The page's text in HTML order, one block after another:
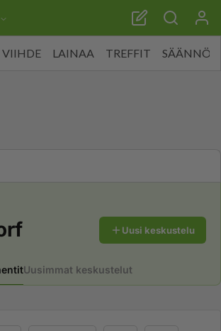
VIIHDE LAINAA TREFFIT SÄÄNNÖT
Uusi keskustelu
Uusimmat keskustelut